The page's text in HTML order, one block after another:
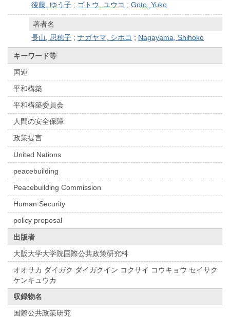
後藤, ゆう子 ; ゴトウ, ユウコ ;Goto, Yuko
著者名
長山, 思穂子 ;ナガヤマ, シホコ ; Nagayama, Shihoko
キーワード等
国連
平和構築
平和構築委員会
人間の安全保障
政策提言
United Nations
peacebuilding
Peacebuilding Commission
Human Security
policy proposal
出版者
大阪大学大学院国際公共政策研究科
オオサカ ダイガク ダイガクイン コクサイ コウキョウ セイサク
ケンキュウカ
収録物名
国際公共政策研究